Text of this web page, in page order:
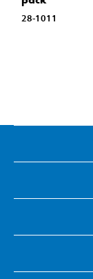
28-1011